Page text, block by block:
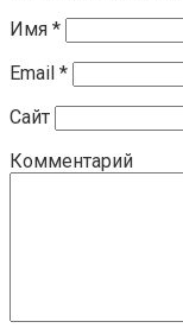
Имя *
Email *
Сайт
Комментарий